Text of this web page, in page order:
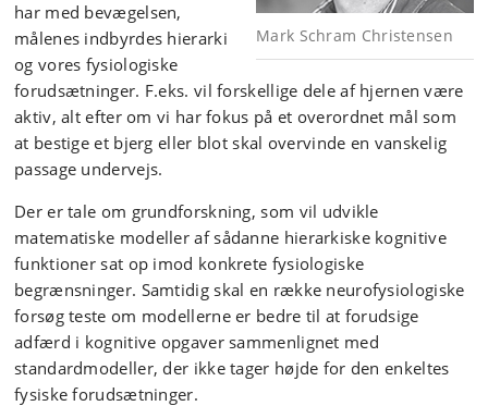
Mark Schram Christensen
har med bevægelsen,
målenes indbyrdes hierarki
og vores fysiologiske
forudsætninger. F.eks. vil forskellige dele af hjernen være
aktiv, alt efter om vi har fokus på et overordnet mål som
at bestige et bjerg eller blot skal overvinde en vanskelig
passage undervejs.
Der er tale om grundforskning, som vil udvikle
matematiske modeller af sådanne hierarkiske kognitive
funktioner sat op imod konkrete fysiologiske
begrænsninger. Samtidig skal en række neurofysiologiske
forsøg teste om modellerne er bedre til at forudsige
adfærd i kognitive opgaver sammenlignet med
standardmodeller, der ikke tager højde for den enkeltes
fysiske forudsætninger.